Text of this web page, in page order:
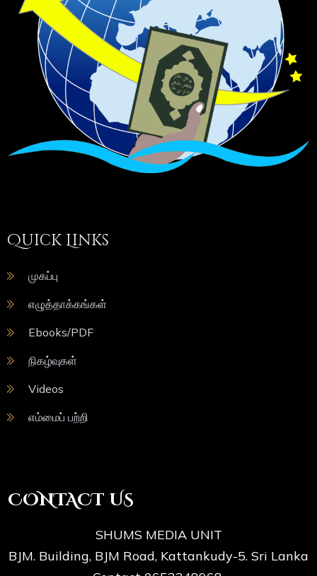
Quick Links
முகப்பு
எழுத்தாக்கங்கள்
Ebooks/PDF
நிகழ்வுகள்
Videos
எம்மைப் பற்றி
CONTACT US
SHUMS MEDIA UNIT
BJM. Building, BJM Road, Kattankudy-5. Sri Lanka